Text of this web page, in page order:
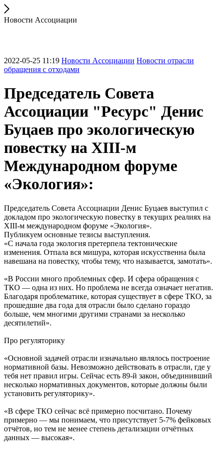
Новости Ассоциации
2022-05-25 11:19 Новости Ассоциации Новости отрасли
обращения с отходами
Председатель Совета
Ассоциации "Ресурс" Денис
Буцаев про экологическую
повестку на XIII-м
Международном форуме
«Экология»:
Председатель Совета Ассоциации Денис Буцаев выступил с
докладом про экологическую повестку в текущих реалиях на
XIII-м международном форуме «Экология».
Публикуем основные тезисы выступления.
«С начала года экология претерпела тектонические
изменения. Отпала вся мишура, которая искусственна была
навешана на повестку, чтобы тему, что называется, замотать».
«В России много проблемных сфер. И сфера обращения с
ТКО — одна из них. Но проблема не всегда означает негатив.
Благодаря проблематике, которая существует в сфере ТКО, за
прошедшие два года для отрасли было сделано гораздо
больше, чем многими другими странами за несколько
десятилетий».
Про регуляторику
«Основной задачей отрасли изначально являлось построение
нормативной базы. Невозможно действовать в отрасли, где у
тебя нет правил игры. Сейчас есть 89-й закон, объединивший
несколько нормативных документов, которые должны были
установить регуляторику».
«В сфере ТКО сейчас всё примерно посчитано. Почему
примерно — мы понимаем, что присутствует 5-7% фейковых
отчётов, но тем не менее степень детализации отчётных
данных — высокая».